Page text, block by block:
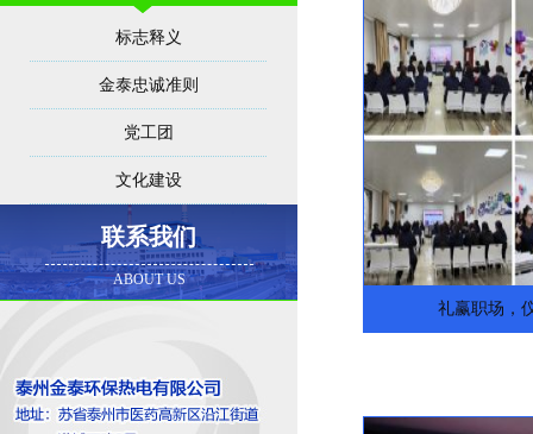
标志释义
金泰忠诚准则
党工团
文化建设
联系我们
ABOUT US
礼赢职场，